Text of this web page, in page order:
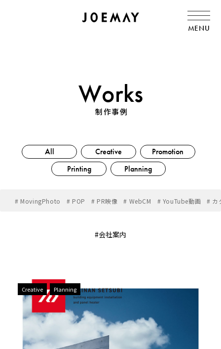
MENU
Works
制作事例
All Creative
Promotion
Printing
Planning
# MovingPhoto # POP # PR映像 # WebCM # YouTube動画 # カ
#会社案内
Creative Planning